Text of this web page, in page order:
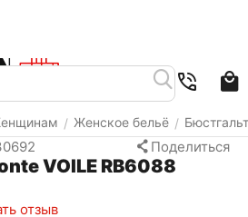
/ Женское бельё /
Поделиться
VOILE RB6088
отзыв